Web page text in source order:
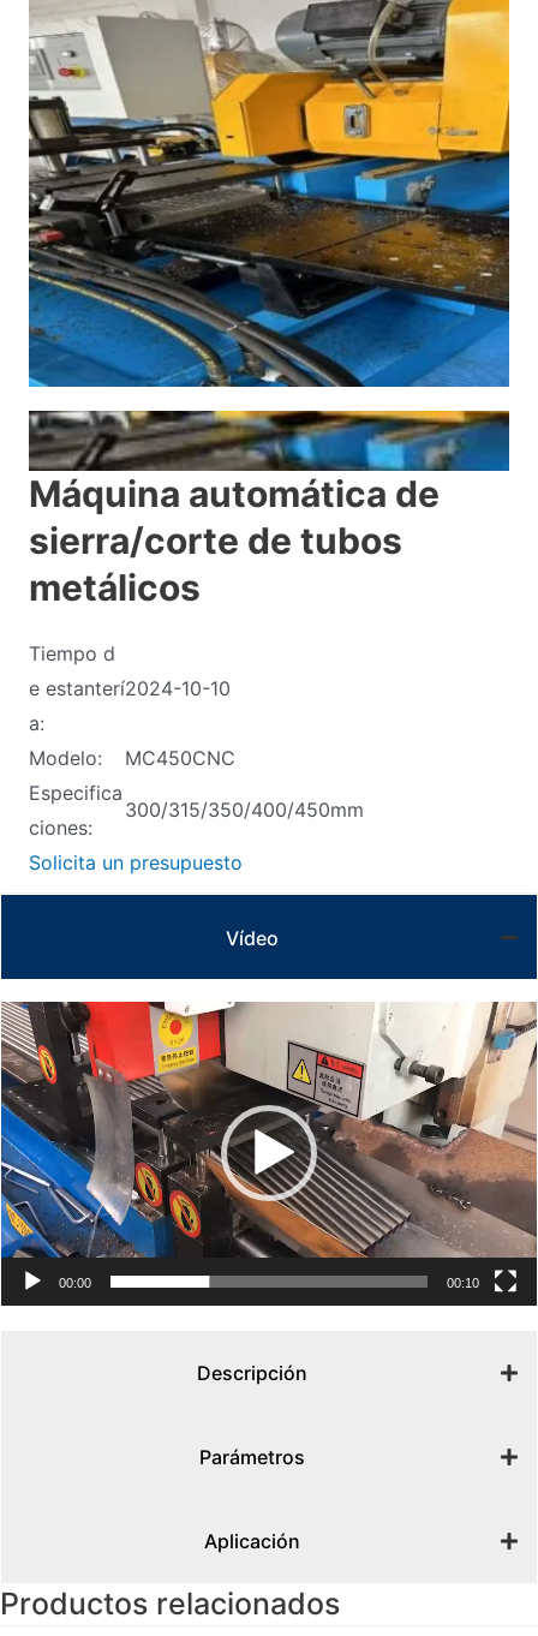
Máquina automática de
sierra/corte de tubos
metálicos
Tiempo d
e estanterí
a:
2024-10-10
Modelo:
MC450CNC
Especifica
ciones:
300/315/350/400/450mm
Solicita un presupuesto
Vídeo
Video
Player
00:00 00:10
Descripción
Parámetros
Aplicación
Productos relacionados